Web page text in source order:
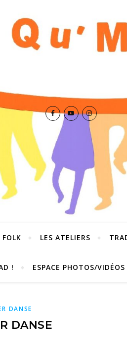
FOLK LES ATELIERS
! ESPACE PHOTOS/VIDÉOS
DANSE
DANSE